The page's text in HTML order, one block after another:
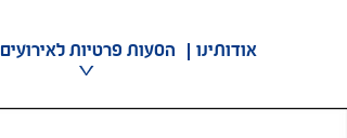
אודותינו הסעות פרטיות לאירועים